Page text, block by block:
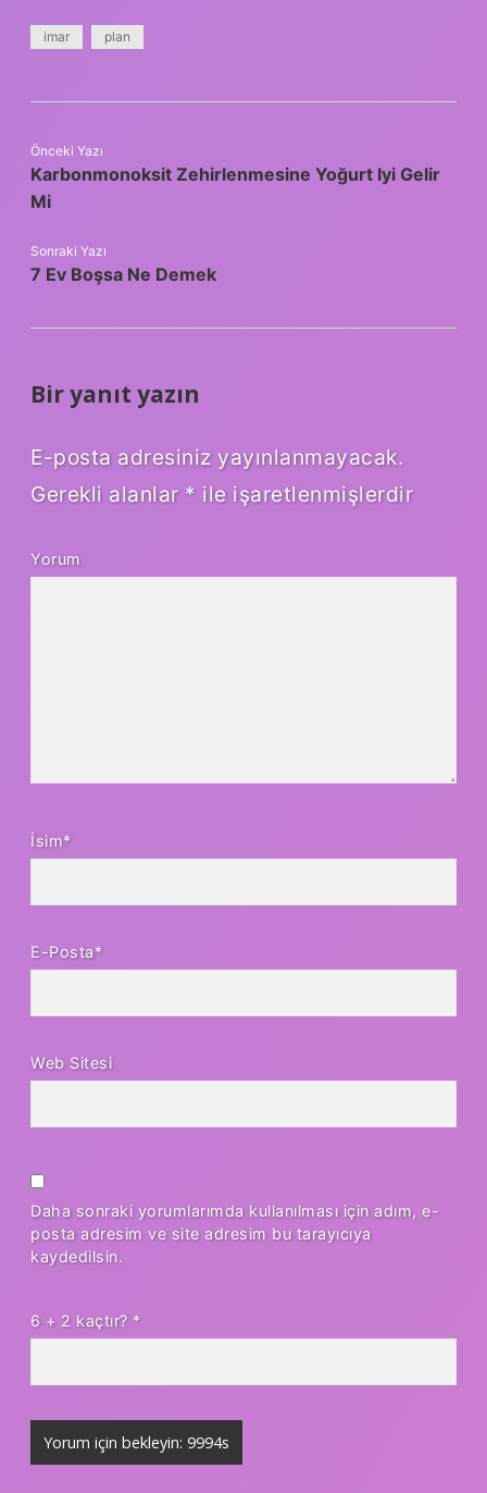
imar plan
Önceki Yazı
Karbonmonoksit Zehirlenmesine Yoğurt Iyi Gelir
Mi
Sonraki Yazı
7 Ev Boşsa Ne Demek
Bir yanıt yazın
E-posta adresiniz yayınlanmayacak.
Gerekli alanlar * ile işaretlenmişlerdir
Yorum
İsim*
E-Posta*
Web Sitesi
Daha sonraki yorumlarımda kullanılması için adım, e-
posta adresim ve site adresim bu tarayıcıya
kaydedilsin.
6 + 2 kaçtır? *